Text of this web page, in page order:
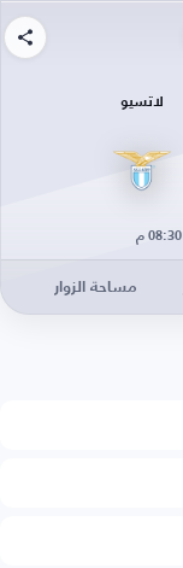
لاتسيو
مساحة الزوار